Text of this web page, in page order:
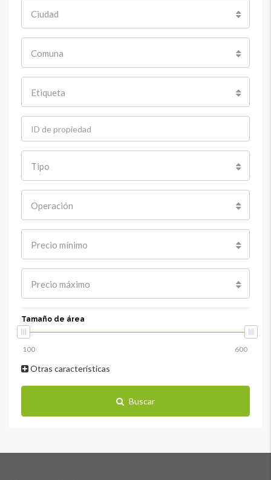
Ciudad
Comuna
Etiqueta
Tipo
Operación
Precio mínimo
Precio máximo
Tamaño de área
Otras características
Buscar